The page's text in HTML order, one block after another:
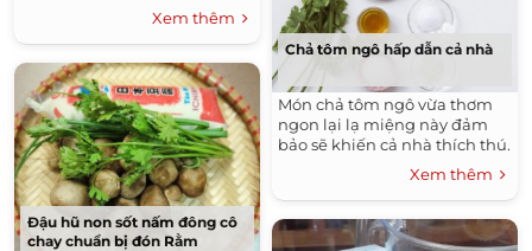
Xem thêm
Đậu hũ non sốt nấm đông cô
chay chuẩn bị đón Rằm
Chả tôm ngô hấp dẫn cả nhà
Món chả tôm ngô vừa thơm
ngon lại lạ miệng này đảm
bảo sẽ khiến cả nhà thích thú.
Xem thêm